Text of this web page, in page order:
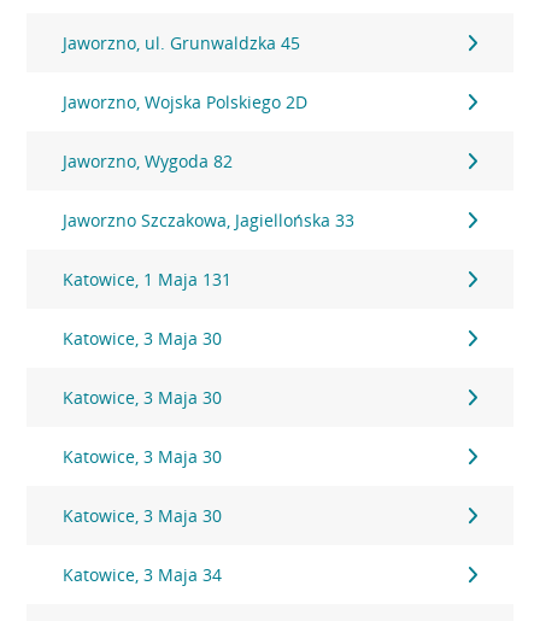
Jaworzno, ul. Grunwaldzka 45
Jaworzno, Wojska Polskiego 2D
Jaworzno, Wygoda 82
Jaworzno Szczakowa, Jagiellońska 33
Katowice, 1 Maja 131
Katowice, 3 Maja 30
Katowice, 3 Maja 30
Katowice, 3 Maja 30
Katowice, 3 Maja 30
Katowice, 3 Maja 34